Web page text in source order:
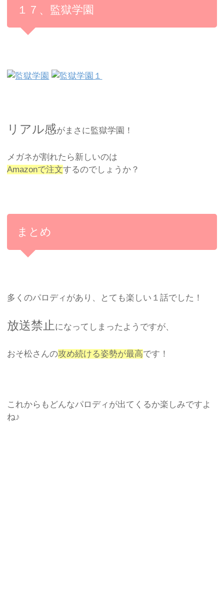
１７、監獄学園
リアル感がまさに監獄学園！
メガネが割れたら新しいのは
Amazonで注文するのでしょうか？
まとめ
多くのパロディがあり、とても楽しい１話でした！
放送禁止 になってしまったようですが、
おそ松さんの攻め続ける姿勢が最高です！
これからもどんなパロディが出てくるか楽しみですよ
ね♪